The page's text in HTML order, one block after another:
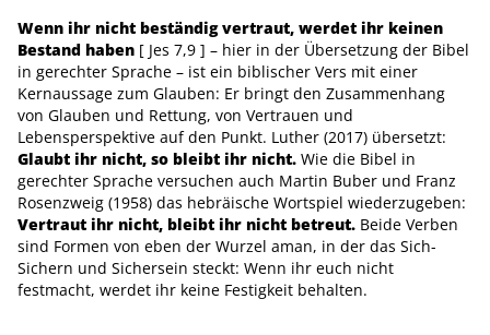
Wenn ihr nicht beständig vertraut, werdet ihr keinen
Bestand haben [ Jes 7,9 ] – hier in der Übersetzung der Bibel
in gerechter Sprache – ist ein biblischer Vers mit einer
Kernaussage zum Glauben: Er bringt den Zusammenhang
von Glauben und Rettung, von Vertrauen und
Lebensperspektive auf den Punkt. Luther (2017) übersetzt:
Glaubt ihr nicht, so bleibt ihr nicht. Wie die Bibel in
gerechter Sprache versuchen auch Martin Buber und Franz
Rosenzweig (1958) das hebräische Wortspiel wiederzugeben:
Vertraut ihr nicht, bleibt ihr nicht betreut. Beide Verben
sind Formen von eben der Wurzel aman, in der das Sich-
Sichern und Sichersein steckt: Wenn ihr euch nicht
festmacht, werdet ihr keine Festigkeit behalten.